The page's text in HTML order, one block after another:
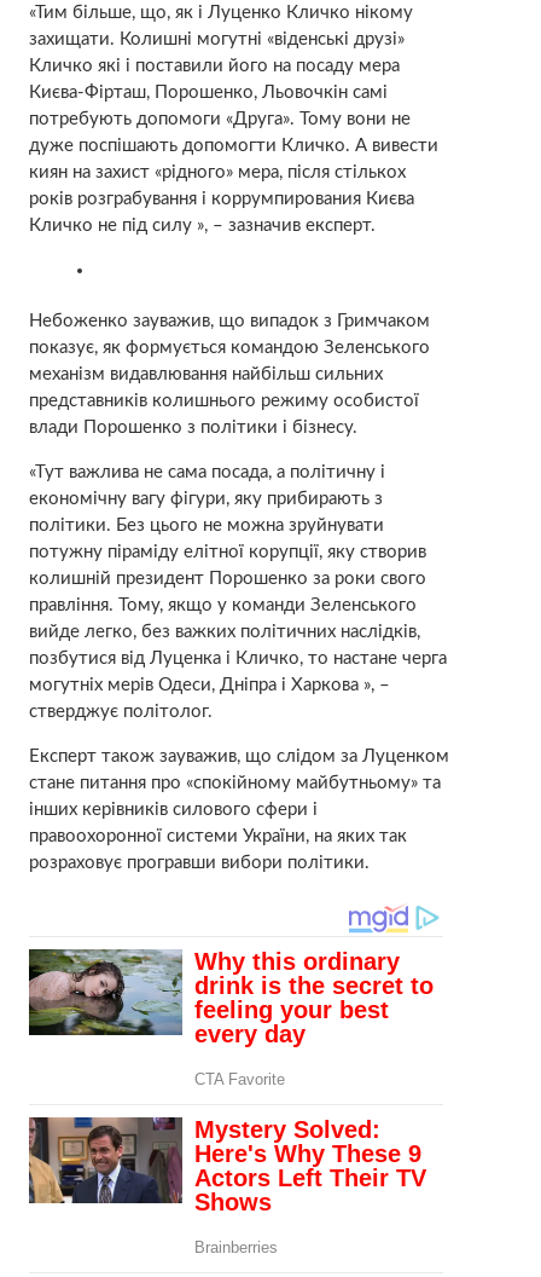
«Тим більше, що, як і Луценко Кличко нікому
захищати. Колишні могутні «віденські друзі»
Кличко які і поставили його на посаду мера
Києва-Фірташ, Порошенко, Льовочкін самі
потребують допомоги «Друга». Тому вони не
дуже поспішають допомогти Кличко. А вивести
киян на захист «рідного» мера, після стількох
років розграбування і коррумпирования Києва
Кличко не під силу », – зазначив експерт.
Небоженко зауважив, що випадок з Гримчаком
показує, як формується командою Зеленського
механізм видавлювання найбільш сильних
представників колишнього режиму особистої
влади Порошенко з політики і бізнесу.
«Тут важлива не сама посада, а політичну і
економічну вагу фігури, яку прибирають з
політики. Без цього не можна зруйнувати
потужну піраміду елітної корупції, яку створив
колишній президент Порошенко за роки свого
правління. Тому, якщо у команди Зеленського
вийде легко, без важких політичних наслідків,
позбутися від Луценка і Кличко, то настане черга
могутніх мерів Одеси, Дніпра і Харкова », –
стверджує політолог.
Експерт також зауважив, що слідом за Луценком
стане питання про «спокійному майбутньому» та
інших керівників силового сфери і
правоохоронної системи України, на яких так
розраховує програвши вибори політики.